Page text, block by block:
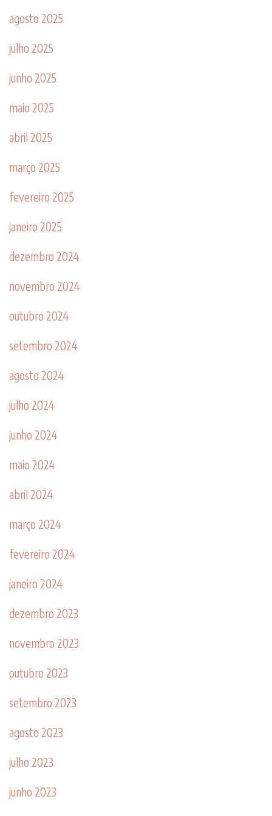
agosto 2025
julho 2025
junho 2025
maio 2025
abril 2025
março 2025
fevereiro 2025
janeiro 2025
dezembro 2024
novembro 2024
outubro 2024
setembro 2024
agosto 2024
julho 2024
junho 2024
maio 2024
abril 2024
março 2024
fevereiro 2024
janeiro 2024
dezembro 2023
novembro 2023
outubro 2023
setembro 2023
agosto 2023
julho 2023
junho 2023